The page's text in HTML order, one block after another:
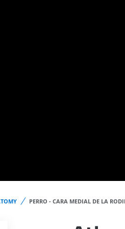
PERRO - CARA MEDIAL DE LA